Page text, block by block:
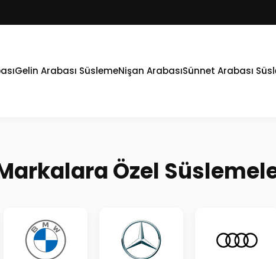
Gelin Arabası SüslemeNişan ArabasıSünnet Arabası
Özel